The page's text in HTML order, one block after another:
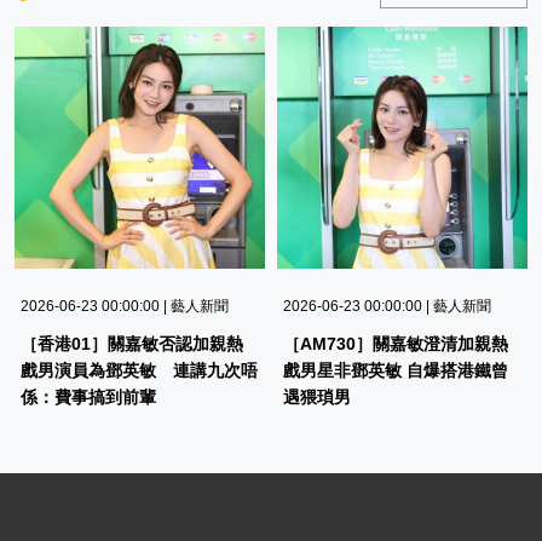
2026-06-23 00:00:00 | 藝人新聞
［香港01］關嘉敏否認加親熱
戲男演員為鄧英敏 連講九次唔
係：費事搞到前輩
2026-06-23 00:00:00 | 藝人新聞
［AM730］關嘉敏澄清加親熱
戲男星非鄧英敏 自爆搭港鐵曾
遇猥瑣男